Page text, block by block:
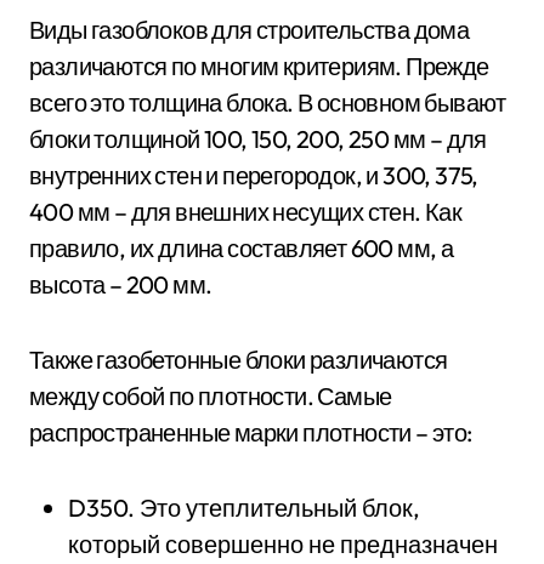
Виды газоблоков для строительства дома
различаются по многим критериям. Прежде
всего это толщина блока. В основном бывают
блоки толщиной 100, 150, 200, 250 мм – для
внутренних стен и перегородок, и 300, 375,
400 мм – для внешних несущих стен. Как
правило, их длина составляет 600 мм, а
высота – 200 мм.
Также газобетонные блоки различаются
между собой по плотности. Самые
распространенные марки плотности – это:
D350. Это утеплительный блок,
который совершенно не предназначен